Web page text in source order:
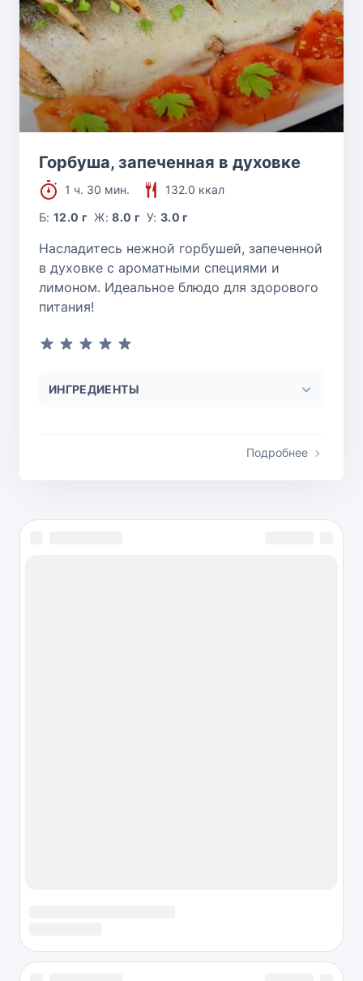
Горбуша, запеченная в духовке
1 ч. 30 мин.
132.0 ккал
Б:12.0 г Ж:8.0 г У:3.0 г
Насладитесь нежной горбушей, запеченной
в духовке с ароматными специями и
лимоном. Идеальное блюдо для здорового
питания!
ИНГРЕДИЕНТЫ
Подробнее